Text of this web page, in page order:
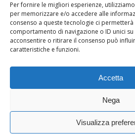
Per fornire le migliori esperienze,
per memorizzare e/o accedere alle
consenso a queste tecnologie ci
comportamento di navigazione o ID unici
acconsentire o ritirare il consenso può
caratteristiche e funzioni.
Accetta
Nega
Visualizza
About